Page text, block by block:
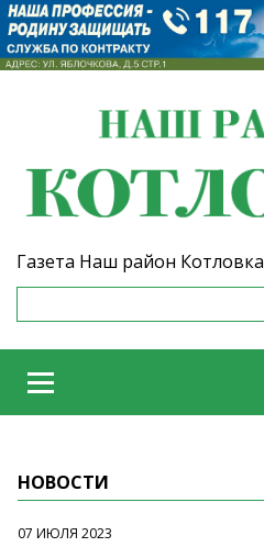
Газета Наш район Котловка
НОВОСТИ
07 ИЮЛЯ 2023